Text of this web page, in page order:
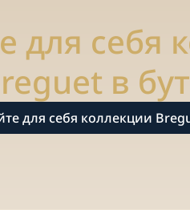
для себя
в
для себя коллекции